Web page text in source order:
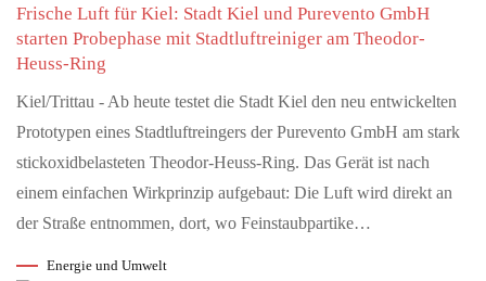
MAI 22, 2026
Willkommen auf der neuen FCS-Homepage
Der FC Schaffhausen freut sich, seine neue Homepage
präsentieren zu dürfen. Modern, schlicht, übersichtlich und
JUNI 02, 2026
Musik
Waldshut-Tiengen — Formenreich wie im Rokoko und
Frische Luft für Kiel: Stadt Kiel und Purevento GmbH
starten Probephase mit Stadtluftreiniger am Theodor-
Heuss-Ring
Kiel/Trittau - Ab heute testet die Stadt Kiel den neu entwickelten
Prototypen eines Stadtluftreingers der Purevento GmbH am stark
stickoxidbelasteten Theodor-Heuss-Ring. Das Gerät ist nach
einem einfachen Wirkprinzip aufgebaut: Die Luft wird direkt an
der Straße entnommen, dort, wo Feinstaubpartike…
Energie und Umwelt